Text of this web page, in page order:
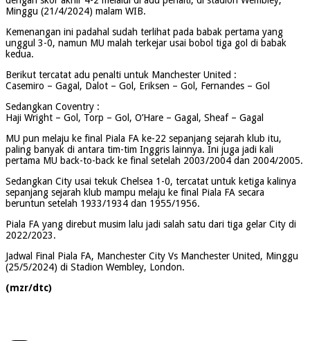
Minggu (21/4/2024) malam WIB.
Kemenangan ini padahal sudah terlihat pada babak pertama yang
unggul 3-0, namun MU malah terkejar usai bobol tiga gol di babak
kedua.
Berikut tercatat adu penalti untuk Manchester United :
Casemiro – Gagal, Dalot – Gol, Eriksen – Gol, Fernandes – Gol
Sedangkan Coventry :
Haji Wright – Gol, Torp – Gol, O’Hare – Gagal, Sheaf – Gagal
MU pun melaju ke final Piala FA ke-22 sepanjang sejarah klub itu,
paling banyak di antara tim-tim Inggris lainnya. Ini juga jadi kali
pertama MU back-to-back ke final setelah 2003/2004 dan 2004/2005.
Sedangkan City usai tekuk Chelsea 1-0, tercatat untuk ketiga kalinya
sepanjang sejarah klub mampu melaju ke final Piala FA secara
beruntun setelah 1933/1934 dan 1955/1956.
Piala FA yang direbut musim lalu jadi salah satu dari tiga gelar City di
2022/2023.
Jadwal Final Piala FA, Manchester City Vs Manchester United, Minggu
(25/5/2024) di Stadion Wembley, London.
(mzr/dtc)